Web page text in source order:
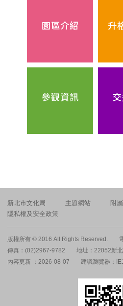
園區介紹
升
參觀資訊
新北市文化局 主題網站
附
隱私權及安全政策
版權所有 © 2016 All Rights Reserved.
傳真：(02)2967-9782
地址：22052新
內容更新 ：2026-08-07
建議瀏覽器：